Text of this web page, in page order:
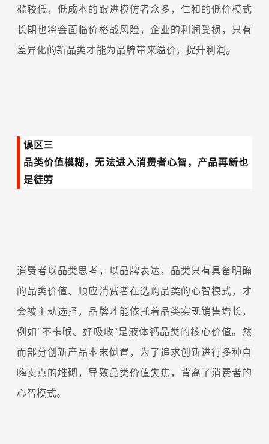
槛较低，低成本的跟进模仿者众多，仁和的低价模式
长期也将会面临价格战风险，企业的利润受损，只有
差异化的新品类才能为品牌带来溢价，提升利润。
误区三
品类价值模糊，无法进入消费者心智，产品再新也
是徒劳
消费者以品类思考，以品牌表达，品类只有具备明确
的品类价值、顺应消费者在选购品类的心智模式，才
会被主动选择，品牌才能依托着品类实现销售增长，
例如“不卡喉、好吸收”是液体钙品类的核心价值。然
而部分创新产品本末倒置，为了追求创新进行多种自
嗨卖点的堆砌，导致品类价值失焦，背离了消费者的
心智模式。